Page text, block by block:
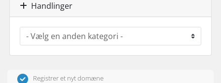
Handlinger
Registrer et nyt domæne